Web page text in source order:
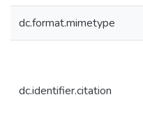
dc.format.mimetype
dc.identifier.citation